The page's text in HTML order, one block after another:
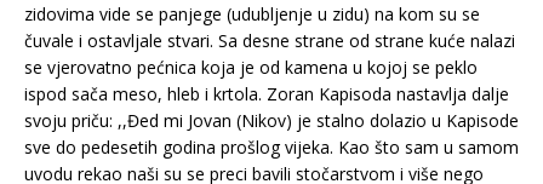
zidovima vide se panjege (udubljenje u zidu) na kom su se
čuvale i ostavljale stvari. Sa desne strane od strane kuće nalazi
se vjerovatno pećnica koja je od kamena u kojoj se peklo
ispod sača meso, hleb i krtola. Zoran Kapisoda nastavlja dalje
svoju priču: ,,Đed mi Jovan (Nikov) je stalno dolazio u Kapisode
sve do pedesetih godina prošlog vijeka. Kao što sam u samom
uvodu rekao naši su se preci bavili stočarstvom i više nego